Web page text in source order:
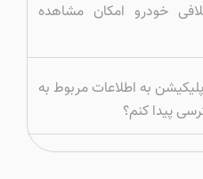
خودرو امکان مشاهده
به اطلاعات مربوط به